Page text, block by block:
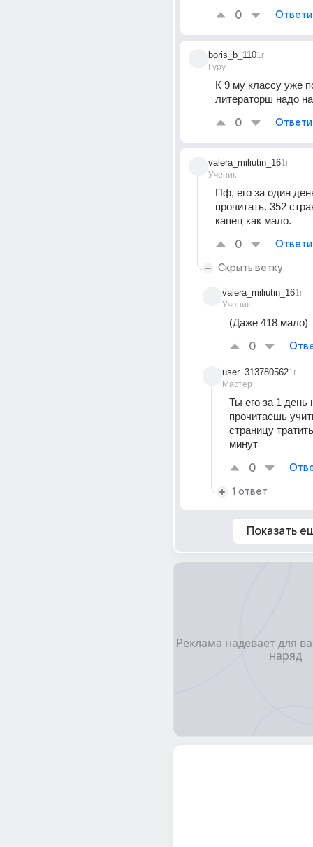
0
boris_b_110
Гуру
1г
К 9 му классу уже
литераторш надо
0
valera_miliutin_16
Ученик
1г
Пф, его за один
прочитать. 352
капец как мало.
0
Скрыть ветку
valera_miliutin_16
Ученик
1г
(Даже 418 мало)
0
user_313780562
Мастер
1г
Ты его за 1 день
прочитаешь
страницу
минут
0
1 ответ
Показать